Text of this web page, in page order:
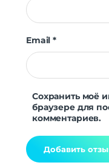
Email*
Сохранить моё
браузере для
комментариев.